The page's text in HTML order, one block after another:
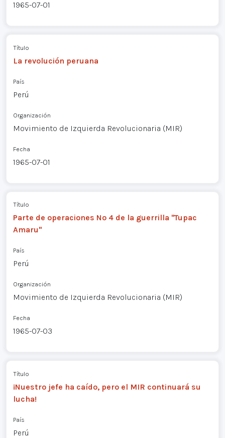
1965-07-01
Título
La revolución peruana
País
Perú
Organización
Movimiento de Izquierda Revolucionaria (MIR)
Fecha
1965-07-01
Título
Parte de operaciones Nº 4 de la guerrilla "Tupac
Amaru"
País
Perú
Organización
Movimiento de Izquierda Revolucionaria (MIR)
Fecha
1965-07-03
Título
¡Nuestro jefe ha caído, pero el MIR continuará su
lucha!
País
Perú